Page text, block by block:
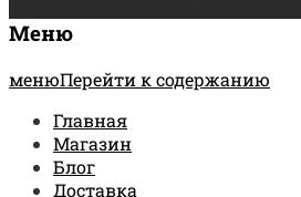
Меню
менюПерейти к содержанию
Главная
Магазин
Блог
Доставка